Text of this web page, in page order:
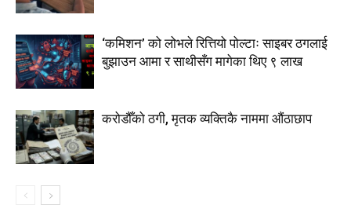
‘कमिशन’ को लोभले रित्तियो पोल्टाः साइबर ठगलाई
बुझाउन आमा र साथीसँग मागेका थिए ९ लाख
करोडौँको ठगी, मृतक व्यक्तिकै नाममा औंठाछाप